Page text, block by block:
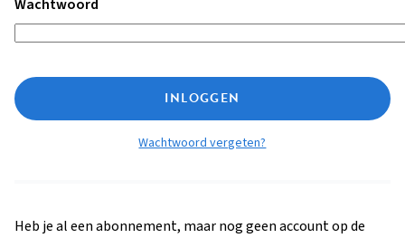
Wachtwoord
INLOGGEN
Wachtwoord vergeten?
Heb je al een abonnement, maar nog geen account op de